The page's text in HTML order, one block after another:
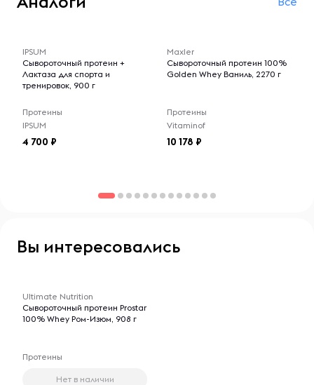
IPSUM
Сывороточный протеин +
Лактаза для спорта и
тренировок, 900 г
Протеины
IPSUM
4 700
Maxler
Сывороточный протеин 100%
Golden Whey Ваниль, 2270 г
Протеины
Vitaminof
10 178
Вы интересовались
Ultimate Nutrition
Сывороточный протеин Prostar
100% Whey Ром-Изюм, 908 г
Протеины
Нет в наличии